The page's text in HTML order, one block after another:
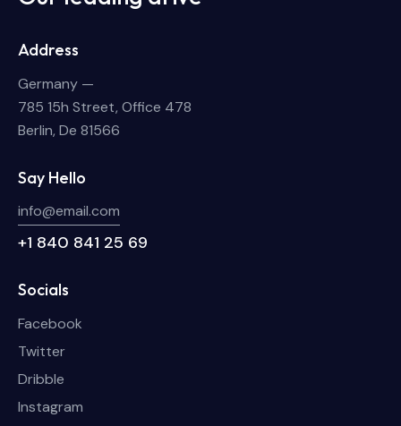
Address
Germany —
785 15h Street, Office 478
Berlin, De 81566
Say Hello
info@email.com
+1 840 841 25 69
Socials
Facebook
Twitter
Dribble
Instagram